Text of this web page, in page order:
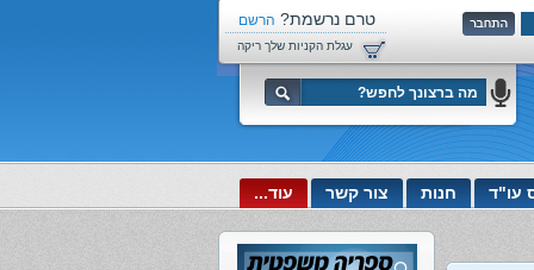
טרם נרשמת? הרשם
עכשיו!
עגלת הקניות שלך ריקה
עו"ד חנות צור קשר עוד...